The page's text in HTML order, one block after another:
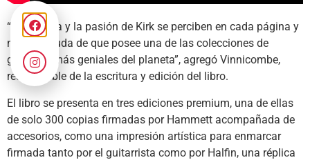
“La energía y la pasión de Kirk se perciben en cada página y
no cabe duda de que posee una de las colecciones de
guitarras más geniales del planeta”, agregó Vinnicombe,
responsable de la escritura y edición del libro.
El libro se presenta en tres ediciones premium, una de ellas
de solo 300 copias firmadas por Hammett acompañada de
accesorios, como una impresión artística para enmarcar
firmada tanto por el guitarrista como por Halfin, una réplica